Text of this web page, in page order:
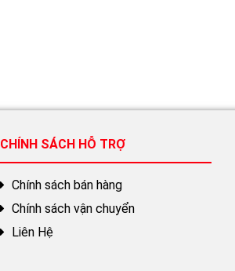
CHÍNH SÁCH HỖ TRỢ
Chính sách bán hàng
Chính sách vận chuyển
Liên Hệ